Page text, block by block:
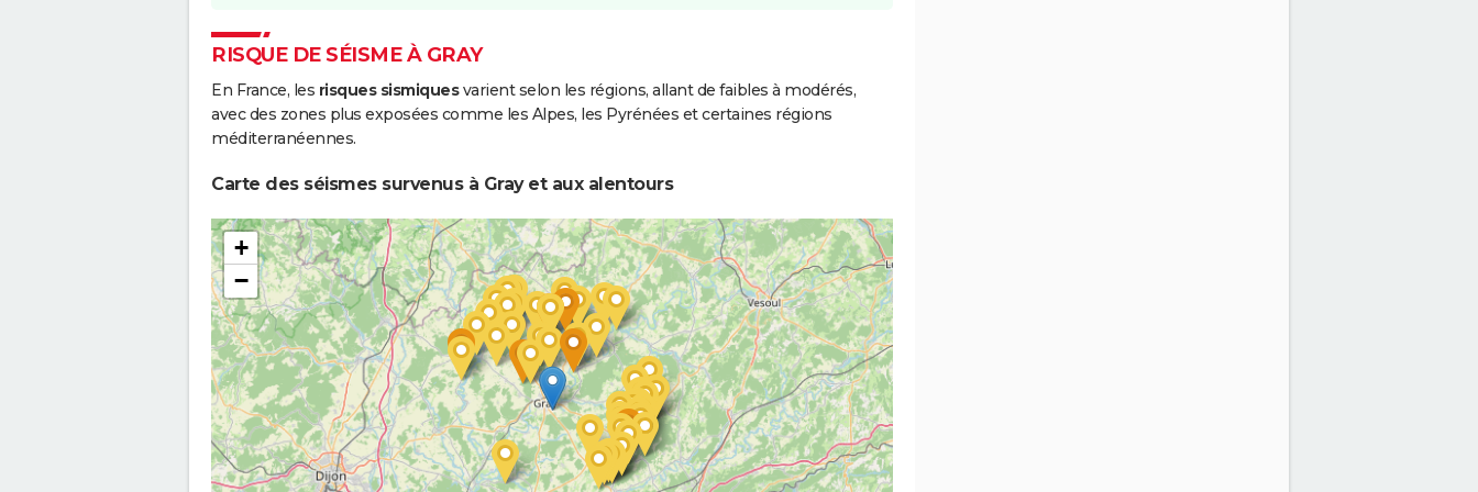
RISQUE DE SÉISME À GRAY
En France, les risques sismiquesvarient selon les régions, allant de faibles à modérés,
avec des zones plus exposées comme les Alpes, les Pyrénées et certaines régions
méditerranéennes.
Carte des séismes survenus à Gray et aux alentours
+
−